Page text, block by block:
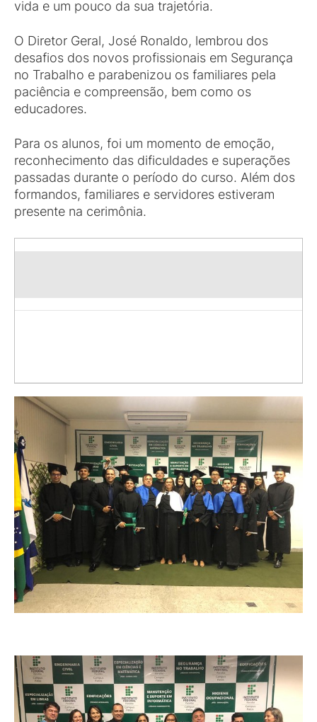
vida e um pouco da sua trajetória.
O Diretor Geral, José Ronaldo, lembrou dos
desafios dos novos profissionais em Segurança
no Trabalho e parabenizou os familiares pela
paciência e compreensão, bem como os
educadores.
Para os alunos, foi um momento de emoção,
reconhecimento das dificuldades e superações
passadas durante o período do curso. Além dos
formandos, familiares e servidores estiveram
presente na cerimônia.